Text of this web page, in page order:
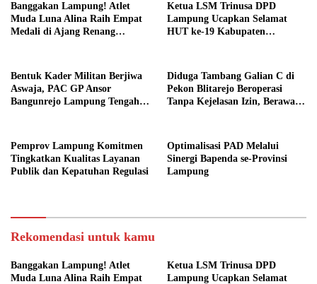
Banggakan Lampung! Atlet
Muda Luna Alina Raih Empat
Medali di Ajang Renang
Ketua LSM Trinusa DPD
Lampung Ucapkan Selamat
HUT ke-19 Kabupaten
Bentuk Kader Militan Berjiwa
Aswaja, PAC GP Ansor
Bangunrejo Lampung Tengah
Diduga Tambang Galian C di
Pekon Blitarejo Beroperasi
Tanpa Kejelasan Izin, Berawal
Polda Lampung
Pemprov Lampung Komitmen
Tingkatkan Kualitas Layanan
Publik dan Kepatuhan Regulasi
Optimalisasi PAD Melalui
Sinergi Bapenda se-Provinsi
Lampung
Rekomendasi untuk kamu
Banggakan Lampung! Atlet
Muda Luna Alina Raih Empat
Ketua LSM Trinusa DPD
Lampung Ucapkan Selamat